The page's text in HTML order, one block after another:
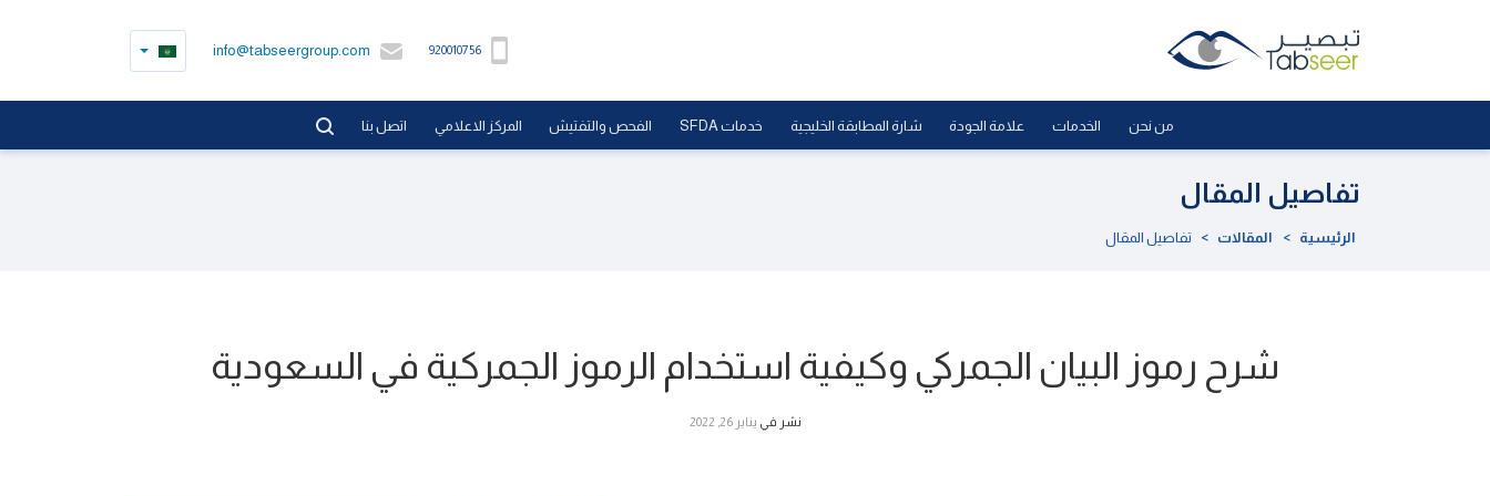
920010756
info@tabseergroup.com
من نحن الخدمات علامة الجودة شارة المطابقة الخليجية خدمات SFDA الفحص والتفتيش المركز الاعلامي اتصل بنا
تفاصيل المقال
الرئيسية > المقالات > تفاصيل المقال
شرح رموز البيان الجمركي وكيفية استخدام الرموز الجمركية في السعودية
نشر في يناير 26, 2022